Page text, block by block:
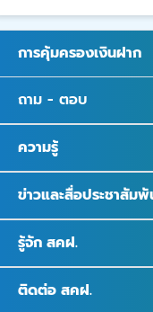
การคุ้มครองเงินฝาก
ถาม - ตอบ
ความรู้
ข่าวและสื่อประชาสัม
รู้จัก สคฝ.
ติดต่อ สคฝ.